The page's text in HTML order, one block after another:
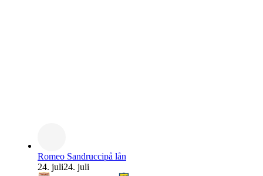
Romeo Sandruccipå lån
24. juli24. juli